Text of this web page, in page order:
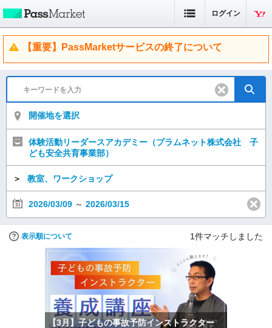
ログイン
【重要】PassMarketサービスの終了について
開催地を選択
体験活動リーダースアカデミー（プラムネット株式会社 子
ども安全共育事業部）
＞ 教室、ワークショップ
2026/03/09 ～ 2026/03/15
表示順について 1件マッチしました
【3月】子どもの事故予防インストラクター